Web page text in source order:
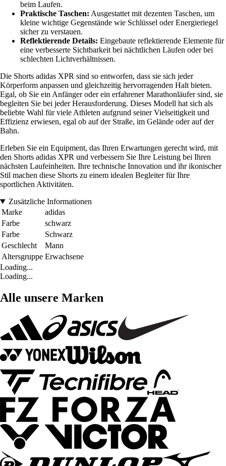
beim Laufen.
Praktische Taschen: Ausgestattet mit dezenten Taschen, um
kleine wichtige Gegenstände wie Schlüssel oder Energieriegel
sicher zu verstauen.
Reflektierende Details: Eingebaute reflektierende Elemente für
eine verbesserte Sichtbarkeit bei nächtlichen Läufen oder bei
schlechten Lichtverhältnissen.
Die Shorts adidas XPR sind so entworfen, dass sie sich jeder
Körperform anpassen und gleichzeitig hervorragenden Halt bieten.
Egal, ob Sie ein Anfänger oder ein erfahrener Marathonläufer sind, sie
begleiten Sie bei jeder Herausforderung. Dieses Modell hat sich als
beliebte Wahl für viele Athleten aufgrund seiner Vielseitigkeit und
Effizienz erwiesen, egal ob auf der Straße, im Gelände oder auf der
Bahn.
Erleben Sie ein Equipment, das Ihren Erwartungen gerecht wird, mit
den Shorts adidas XPR und verbessern Sie Ihre Leistung bei Ihren
nächsten Laufeinheiten. Ihre technische Innovation und ihr ikonischer
Stil machen diese Shorts zu einem idealen Begleiter für Ihre
sportlichen Aktivitäten.
Zusätzliche Informationen
Marke
adidas
Farbe
schwarz
Farbe
Schwarz
Geschlecht
Mann
Altersgruppe Erwachsene
Loading...
Loading...
Alle unsere Marken